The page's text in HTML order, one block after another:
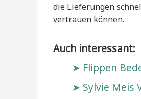
die Lieferungen
vertrauen können.
Auch interessant:
Flippen
Sylvie Meis